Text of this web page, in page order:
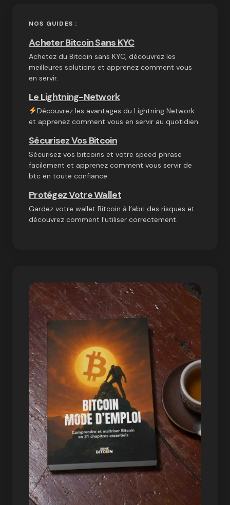
NOS GUIDES :
Acheter Bitcoin Sans KYC
Achetez du Bitcoin sans KYC, découvrez les
meilleures solutions et apprenez comment vous
en servir.
Le Lightning-Network
Découvrez les avantages du Lightning Network
et apprenez comment vous en servir au quotidien.
Sécurisez Vos Bitcoin
Sécurisez vos bitcoins et votre speed phrase
facilement et apprenez comment vous servir de
btc en toute confiance.
Protégez Votre Wallet
Gardez votre wallet Bitcoin à l’abri des risques et
découvrez comment l’utiliser correctement.